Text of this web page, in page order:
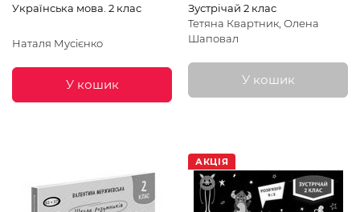
Українська мова. 2 клас
Наталя Мусієнко
У кошик
Зустрічай 2 клас
Тетяна Квартник, Олена
Шаповал
У кошик
АКЦІЯ